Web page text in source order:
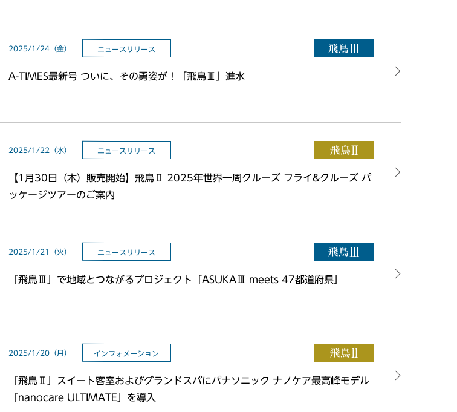
2025/1/24（金） ニュースリリース
A-TIMES最新号 ついに、その勇姿が！「飛鳥Ⅲ」進水
2025/1/22（水） ニュースリリース
【1月30日（木）販売開始】飛鳥Ⅱ 2025年世界一周クルーズ フライ&クルーズ パ
ッケージツアーのご案内
2025/1/21（火） ニュースリリース
「飛鳥Ⅲ」で地域とつながるプロジェクト「ASUKAⅢ meets 47都道府県」
2025/1/20（月） インフォメーション
「飛鳥Ⅱ」スイート客室およびグランドスパにパナソニック ナノケア最高峰モデル
「nanocare ULTIMATE」を導入